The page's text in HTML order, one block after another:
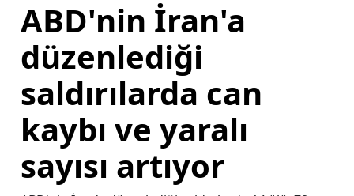
ABD'nin İran'a
düzenlediği
saldırılarda can
kaybı ve yaralı
sayısı artıyor